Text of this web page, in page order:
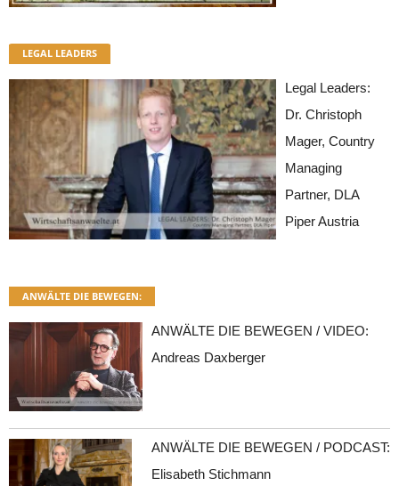
LEGAL LEADERS
Legal Leaders:
Dr. Christoph
Mager, Country
Managing
Partner, DLA
Piper Austria
ANWÄLTE DIE BEWEGEN:
ANWÄLTE DIE BEWEGEN / VIDEO:
Andreas Daxberger
ANWÄLTE DIE BEWEGEN / PODCAST:
Elisabeth Stichmann